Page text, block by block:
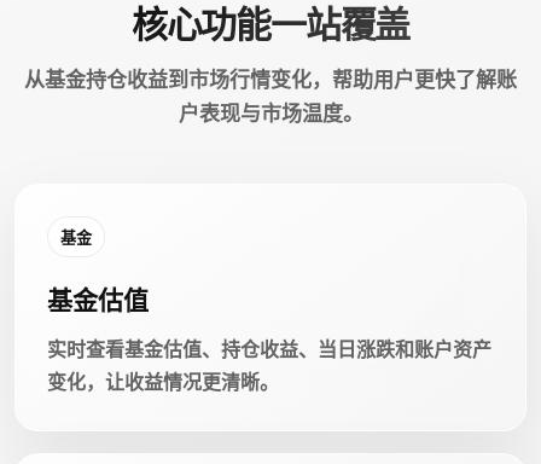
核心功能一站覆盖
从基金持仓收益到市场行情变化，帮助用户更快了解账
户表现与市场温度。
基金
基金估值
实时查看基金估值、持仓收益、当日涨跌和账户资产
变化，让收益情况更清晰。